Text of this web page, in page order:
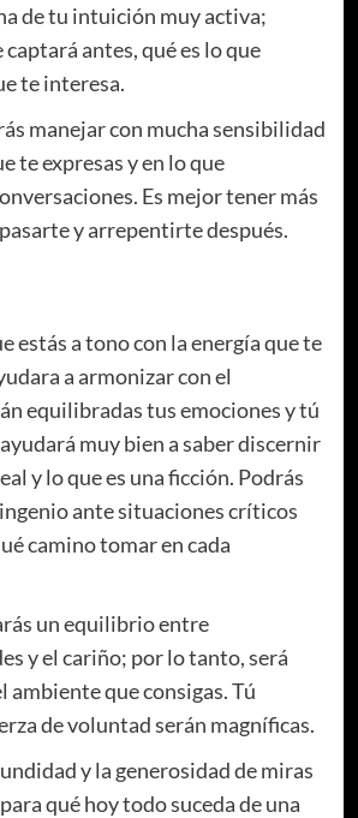
de tu intuición muy activa;
captará antes, qué es lo que
te interesa.
manejar con mucha sensibilidad
te expresas y en lo que
Es mejor tener más
y arrepentirte después.
estás a tono con la energía que te
a armonizar con el
equilibradas tus emociones y tú
muy bien a saber discernir
y lo que es una ficción. Podrás
ante situaciones críticos
camino tomar en cada
un equilibrio entre
y el cariño; por lo tanto, será
que consigas. Tú
de voluntad serán magníficas.
y la generosidad de miras
qué hoy todo suceda de una